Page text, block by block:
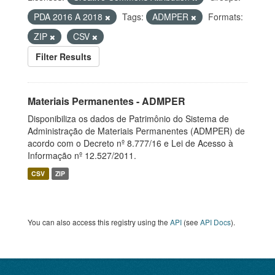
PDA 2016 A 2018
Tags: ADMPER
Formats:
ZIP
CSV
Filter Results
Materiais Permanentes - ADMPER
Disponibiliza os dados de Patrimônio do Sistema de
Administração de Materiais Permanentes (ADMPER) de
acordo com o Decreto nº 8.777/16 e Lei de Acesso à
Informação nº 12.527/2011.
CSV ZIP
You can also access this registry using the API (see API Docs).